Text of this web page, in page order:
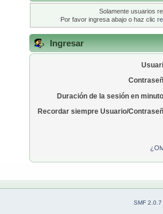
Solamente usuarios
Por favor ingresa abajo o haz clic
Ingresar
Duración de la sesión en
Recordar siempre Usuario/
SMF 2.0.7